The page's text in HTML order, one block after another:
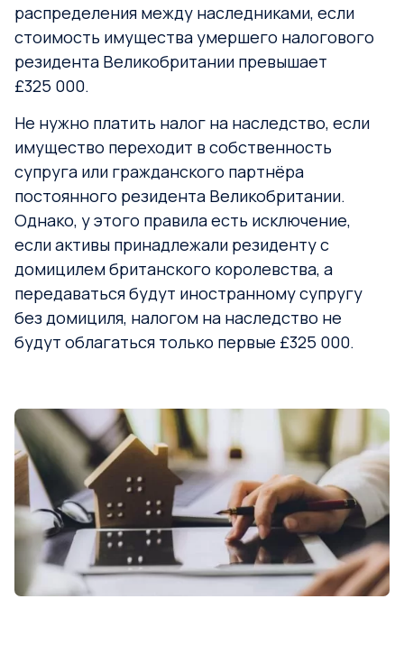
распределения между наследниками, если
стоимость имущества умершего налогового
резидента Великобритании превышает
£325 000.
Не нужно платить налог на наследство, если
имущество переходит в собственность
супруга или гражданского партнёра
постоянного резидента Великобритании.
Однако, у этого правила есть исключение,
если активы принадлежали резиденту с
домицилем британского королевства, а
передаваться будут иностранному супругу
без домициля, налогом на наследство не
будут облагаться только первые £325 000.